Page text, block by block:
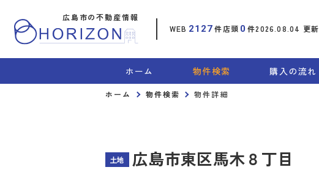
WEB 2127 件店頭 0 件2026.08.04 更新
広島市の不動産情報
ホーム 物件検索 購入の流れ
ホーム 物件検索 物件詳細
土地 広島市東区馬木８丁目